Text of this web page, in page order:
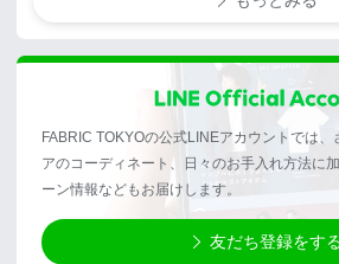
FABRIC TOKYOの公式LINEアカウントでは
アのコーディネート、日々のお手入れ方法に
ーン情報などもお届けします。
友だち登録をす